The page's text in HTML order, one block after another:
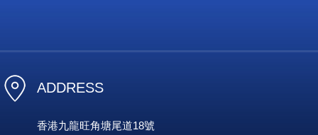
ADDRESS
香港九龍旺角塘尾道18號